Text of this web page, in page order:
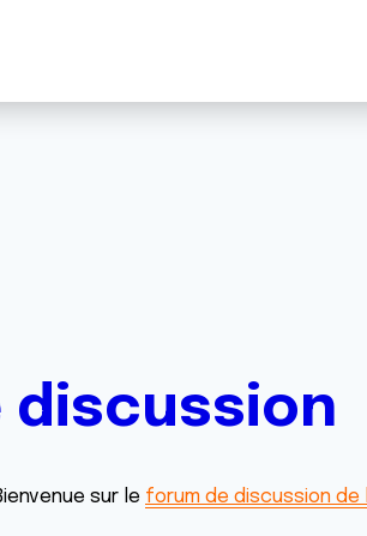
discussion
sur le forum de discussion